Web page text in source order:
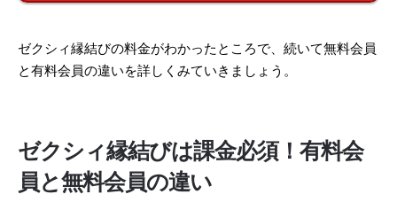
ゼクシィ縁結びの料金がわかったところで、続いて無料会員
と有料会員の違いを詳しくみていきましょう。
ゼクシィ縁結びは課金必須！有料会
員と無料会員の違い